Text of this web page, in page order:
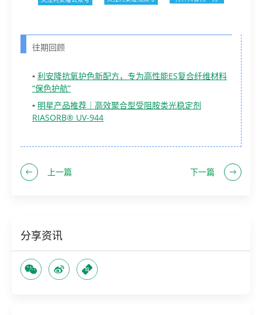
往期回顾
▪ 利安隆抗氧护色新配方，专为高性能ES复合纤维材料
“保色护航”
▪ 明星产品推荐｜高效聚合型受阻胺类光稳定剂
RIASORB® UV-944
上一篇 下一篇
分享资讯